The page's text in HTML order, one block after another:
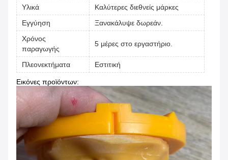
Υλικά
Καλύτερες διεθνείς μάρκες
Εγγύηση
Ξανακάλυψε δωρεάν.
Χρόνος
παραγωγής
5 μέρες στο εργαστήριο.
Πλεονεκτήματα Εστιτική
Εικόνες προϊόντων: